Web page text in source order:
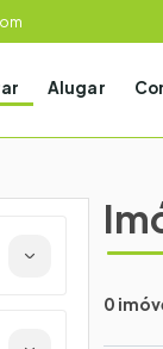
Alugar
0